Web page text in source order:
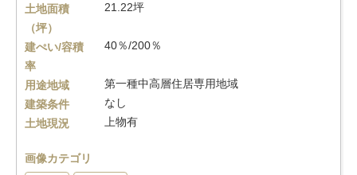
土地面積
（坪）
21.22坪
建ぺい/容積
率
40％/200％
用途地域
第一種中高層住居専用地域
建築条件
なし
土地現況
上物有
画像カテゴリ